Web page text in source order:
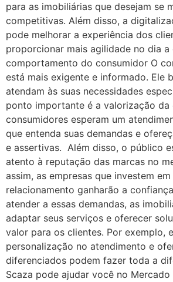
para as imobiliárias que desejam se
competitivas. Além disso, a
pode melhorar a experiência dos
proporcionar mais agilidade no dia a
comportamento do consumidor O
está mais exigente e informado. Ele
atendam às suas necessidades
ponto importante é a valorização da
consumidores esperam um
que entenda suas demandas e
e assertivas. Além disso, o público
atento à reputação das marcas no
assim, as empresas que investem
relacionamento ganharão a
atender a essas demandas, as
adaptar seus serviços e oferecer
valor para os clientes. Por exemplo,
personalização no atendimento e
diferenciados podem fazer toda a
Scaza pode ajudar você no